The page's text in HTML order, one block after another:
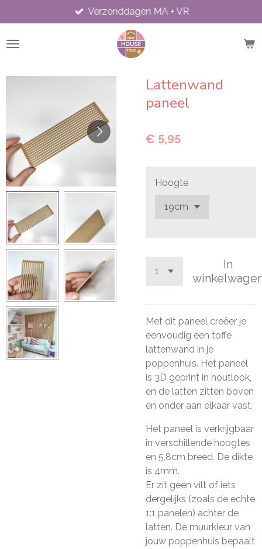
direct
naar
Verzenddagen MA + VR
Lattenwand
paneel
€ 5,95
Hoogte
In
Met dit paneel creëer je
eenvoudig een toffe
lattenwand in je
poppenhuis. Het paneel
is 3D geprint in houtlook,
en de latten zitten boven
en onder aan elkaar vast.
Het paneel is verkrijgbaar
in verschillende hoogtes
en 5,8cm breed. De dikte
is 4mm.
Er zit geen vilt of iets
dergelijks (zoals de echte
1:1 panelen) achter de
latten. De muurkleur van
jouw poppenhuis bepaalt